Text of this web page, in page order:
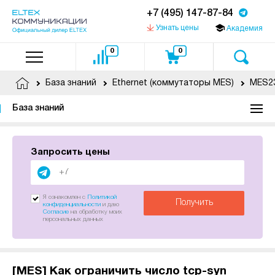
+7 (495) 147-87-84
Узнать цены Академия
0 0
База знаний Ethernet (коммутаторы MES)
База знаний
Запросить цены
Получить
Я ознакомлен с
Политикой
конфиденциальности и даю
Согласие на обработку моих
персональных данных
[MES] Как ограничить число tcp-syn